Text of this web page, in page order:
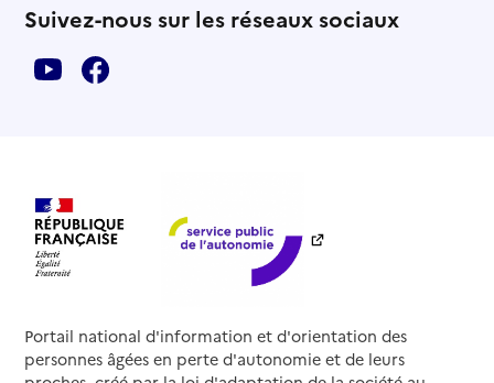
Suivez-nous sur les réseaux sociaux
Portail national d'information et d'orientation des
personnes âgées en perte d'autonomie et de leurs